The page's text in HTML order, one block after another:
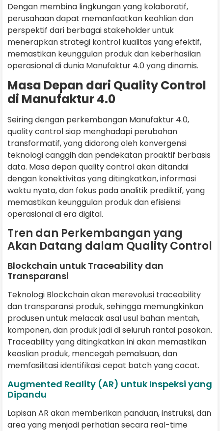
Dengan membina lingkungan yang kolaboratif,
perusahaan dapat memanfaatkan keahlian dan
perspektif dari berbagai stakeholder untuk
menerapkan strategi kontrol kualitas yang efektif,
memastikan keunggulan produk dan keberhasilan
operasional di dunia Manufaktur 4.0 yang dinamis.
Masa Depan dari Quality Control
di Manufaktur 4.0
Seiring dengan perkembangan Manufaktur 4.0,
quality control siap menghadapi perubahan
transformatif, yang didorong oleh konvergensi
teknologi canggih dan pendekatan proaktif berbasis
data. Masa depan quality control akan ditandai
dengan konektivitas yang ditingkatkan, informasi
waktu nyata, dan fokus pada analitik prediktif, yang
memastikan keunggulan produk dan efisiensi
operasional di era digital.
Tren dan Perkembangan yang
Akan Datang dalam Quality Control
Blockchain untuk Traceability dan
Transparansi
Teknologi Blockchain akan merevolusi traceability
dan transparansi produk, sehingga memungkinkan
produsen untuk melacak asal usul bahan mentah,
komponen, dan produk jadi di seluruh rantai pasokan.
Traceability yang ditingkatkan ini akan memastikan
keaslian produk, mencegah pemalsuan, dan
memfasilitasi identifikasi cepat batch yang cacat.
Augmented Reality (AR) untuk Inspeksi yang
Dipandu
Lapisan AR akan memberikan panduan, instruksi, dan
area yang menjadi perhatian secara real-time